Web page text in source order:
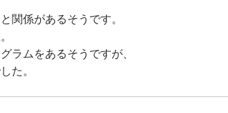
関係があるそうです。
ラムをあるそうですが、
た。